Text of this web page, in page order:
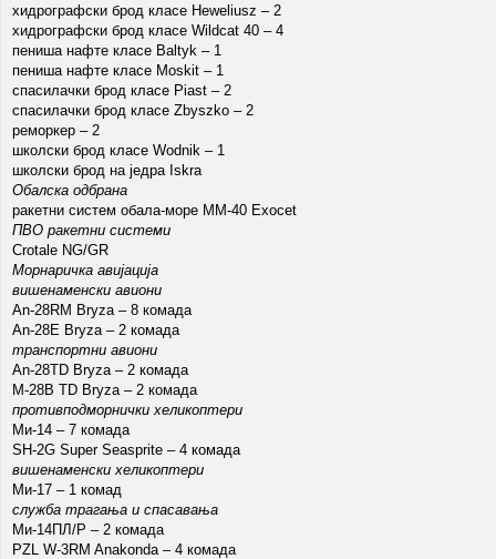
хидрографски брод класе Heweliusz – 2
хидрографски брод класе Wildcat 40 – 4
пениша нафте класе Baltyk – 1
пениша нафте класе Moskit – 1
спасилачки брод класе Piast – 2
спасилачки брод класе Zbyszko – 2
реморкер – 2
школски брод класе Wodnik – 1
школски брод на једра Iskra
Обалска одбрана
ракетни систем обала-море ММ-40 Exocet
ПВО ракетни системи
Crotale NG/GR
Морнаричка авијација
вишенаменски авиони
An-28RM Bryza – 8 комада
An-28E Bryza – 2 комада
транспортни авиони
An-28TD Bryza – 2 комада
M-28B TD Bryza – 2 комада
противподморнички хеликоптери
Ми-14 – 7 комада
SH-2G Super Seasprite – 4 комада
вишенаменски хеликоптери
Ми-17 – 1 комад
служба трагања и спасавања
Ми-14ПЛ/Р – 2 комада
PZL W-3RM Anakonda – 4 комада